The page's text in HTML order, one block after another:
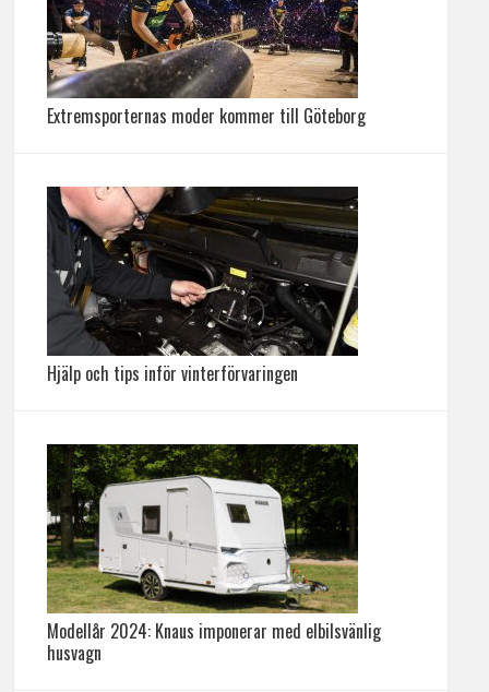
Extremsporternas moder kommer till Göteborg
Hjälp och tips inför vinterförvaringen
Modellår 2024: Knaus imponerar med elbilsvänlig
husvagn